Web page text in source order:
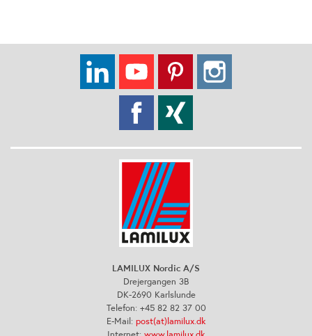
LAMILUX Nordic A/S
Drejergangen 3B
DK-2690 Karlslunde
Telefon: +45 82 82 37 00
E-Mail: post(at)lamilux.dk